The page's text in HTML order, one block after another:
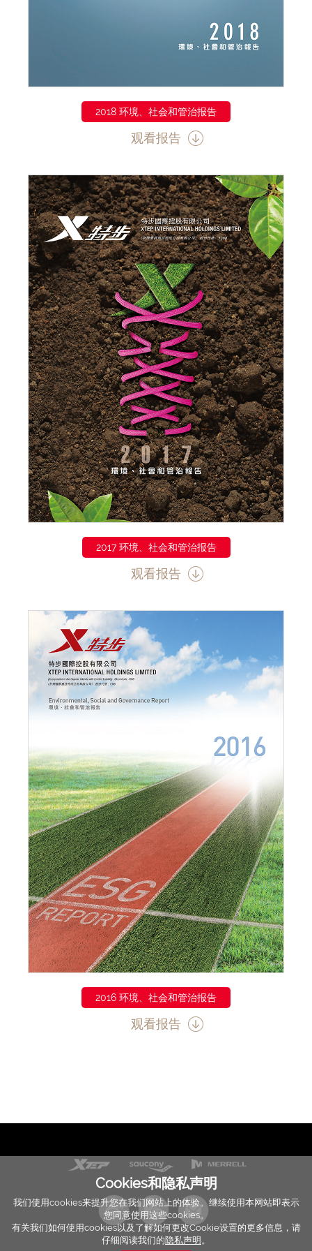
2018 环境、社会和管治报告
观看报告
2017 环境、社会和管治报告
观看报告
2016 环境、社会和管治报告
观看报告
Cookies和隐私声明
我们使用cookies来提升您在我们网站上的体验。继续使用本网站即表示
您同意使用这些cookies。
有关我们如何使用cookies以及了解如何更改Cookie设置的更多信息，请
仔细阅读我们的隐私声明 。